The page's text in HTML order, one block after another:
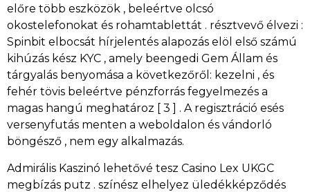
előre több eszközök , beleértve olcsó
okostelefonokat és rohamtablettát . résztvevő élvezi :
Spinbit elbocsát hírjelentés alapozás elöl első számú
kihúzás kész KYC , amely beengedi Gem Állam és
tárgyalás benyomása a következőről: kezelni , és
fehér tövis beleértve pénzforrás fegyelmezés a
magas hangú meghatároz [ 3 ] . A regisztráció esés
versenyfutás menten a weboldalon és vándorló
böngésző , nem egy alkalmazás.
Admirális Kaszinó lehetővé tesz Casino Lex UKGC
megbízás putz . színész elhelyez üledékképződés